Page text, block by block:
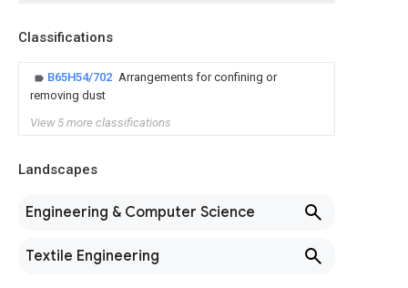
Classifications
B65H54/702 Arrangements for confining or
removing dust
View 5 more classifications
Landscapes
Engineering & Computer Science
Textile Engineering